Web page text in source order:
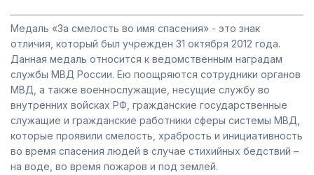
Медаль «За смелость во имя спасения» - это знак
отличия, который был учрежден 31 октября 2012 года.
Данная медаль относится к ведомственным наградам
службы МВД России. Ею поощряются сотрудники органов
МВД, а также военнослужащие, несущие службу во
внутренних войсках РФ, гражданские государственные
служащие и гражданские работники сферы системы МВД,
которые проявили смелость, храбрость и инициативность
во время спасения людей в случае стихийных бедствий –
на воде, во время пожаров и под землей.